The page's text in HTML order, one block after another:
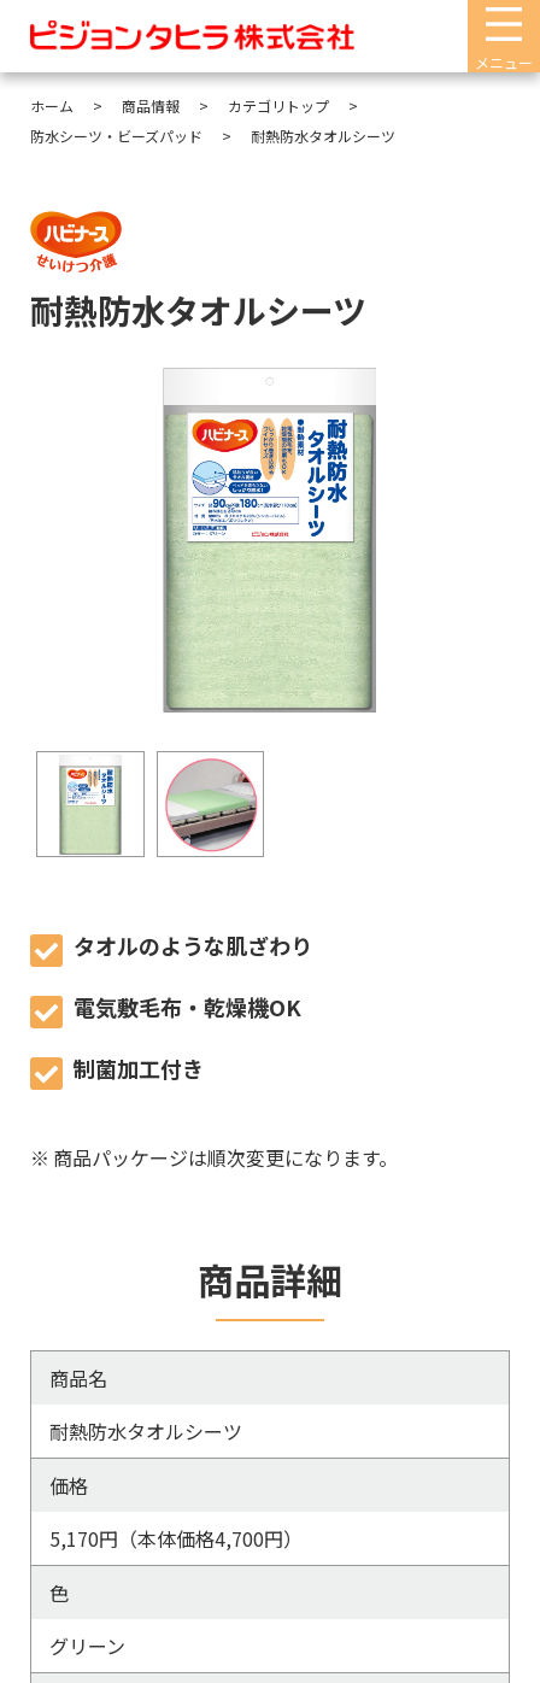
メニュー
ホーム 商品情報
カテゴリトップ
防水シーツ・ビーズパッド
耐熱防水タオルシーツ
耐熱防水タオルシーツ
タオルのような肌ざわり
電気敷毛布・乾燥機OK
制菌加工付き
※ 商品パッケージは順次変更になります。
商品詳細
商品名
耐熱防水タオルシーツ
価格
5,170円（本体価格4,700円）
色
グリーン